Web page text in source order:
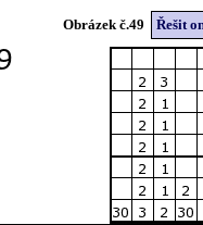
Obrázek č.49 Řešit